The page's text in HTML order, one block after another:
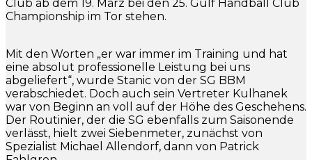
Club ab dem 19. März bei den 25. Gulf Handball Club
Championship im Tor stehen.
Mit den Worten „er war immer im Training und hat
eine absolut professionelle Leistung bei uns
abgeliefert“, wurde Stanic von der SG BBM
verabschiedet. Doch auch sein Vertreter Kulhanek
war von Beginn an voll auf der Höhe des Geschehens.
Der Routinier, der die SG ebenfalls zum Saisonende
verlässt, hielt zwei Siebenmeter, zunächst von
Spezialist Michael Allendorf, dann von Patrick